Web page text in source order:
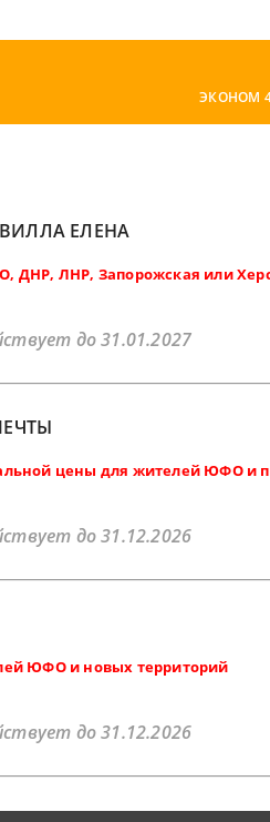
ЭКОНОМ
ВИЛЛА ЕЛЕНА
ДНР, ЛНР, Запорожская или
до 31.01.2027
цены для жителей ЮФО и
до 31.12.2026
ЮФО и новых территорий
до 31.12.2026